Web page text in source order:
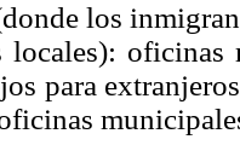
los
locales):
para